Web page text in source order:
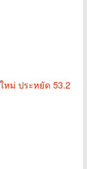
หม่ ประหยัด 53.2